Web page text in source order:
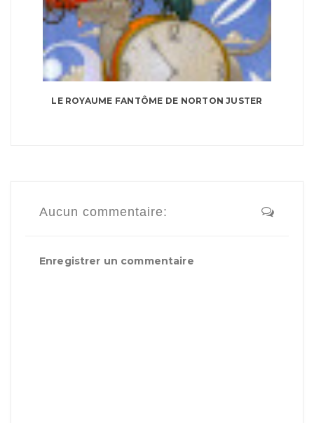
LE ROYAUME FANTÔME DE NORTON JUSTER
Aucun commentaire:
Enregistrer un commentaire